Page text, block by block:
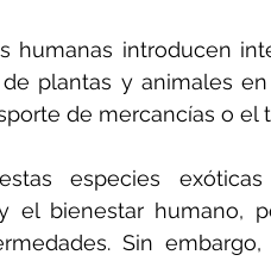
humanas introducen
plantas y animales
de mercancías o el
especies
el bienestar humano,
Sin